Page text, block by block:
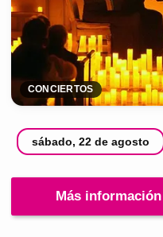
CONCIERTOS
sábado, 22 de agosto
Más